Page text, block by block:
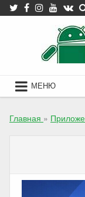
Skip
to
МЕНЮ
Главная »